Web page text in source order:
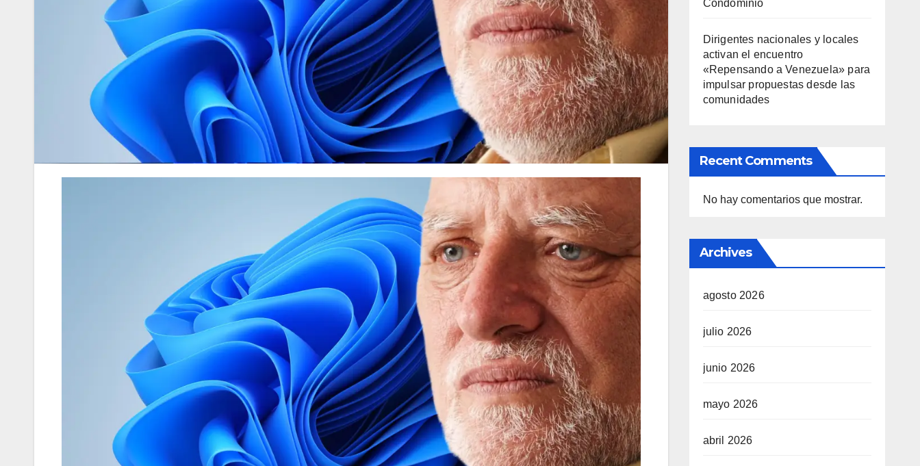
Condominio
Dirigentes nacionales y locales
activan el encuentro
«Repensando a Venezuela» para
impulsar propuestas desde las
comunidades
Recent Comments
No hay comentarios que mostrar.
Archives
agosto 2026
julio 2026
junio 2026
mayo 2026
abril 2026